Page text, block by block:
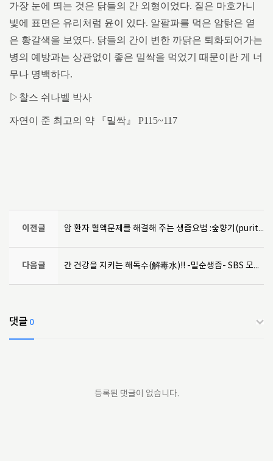
가장 눈에 띄는 것은 닭들의 간 외형이었다. 짙은 마호가니
빛에 표면은 유리처럼 윤이 있다. 알팔파를 먹은 암탉은 옅
은 황갈색을 보였다. 닭들의 간이 변한 까닭은 퇴화되어가는
병의 예방과는 상관없이 좋은 밀싹을 먹었기 때문이란 게 너
무나 명백하다.
▷찰스 쉬나벨 박사
자연이 준 최고의 약 『밀싹』 P115~117
이전글 암 환자 혈액문제를 해결해 주는 생즙요법 :숲향기(purity260kr)
다음글 간 건강을 지키는 해독수(解毒水)!! -밀순생즙- SBS 모닝와이드에 소개되었습니다.
댓글 0
등록된 댓글이 없습니다.